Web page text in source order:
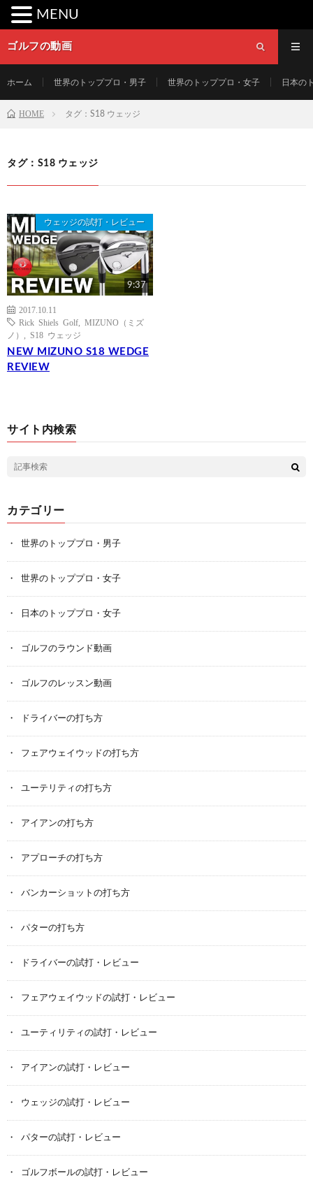
ゴルフの動画
ホーム 世界のトッププロ・男子 世界のトッププロ・女子 日本の
HOME タグ：S18 ウェッジ
タグ：S18 ウェッジ
ウェッジの試打・レビュー
9:37
2017.10.11
Rick Shiels Golf
MIZUNO（ミズ
ノ）
S18 ウェッジ
NEW MIZUNO S18 WEDGE
REVIEW
サイト内検索
カテゴリー
世界のトッププロ・男子
世界のトッププロ・女子
日本のトッププロ・女子
ゴルフのラウンド動画
ゴルフのレッスン動画
ドライバーの打ち方
フェアウェイウッドの打ち方
ユーテリティの打ち方
アイアンの打ち方
アプローチの打ち方
バンカーショットの打ち方
パターの打ち方
ドライバーの試打・レビュー
フェアウェイウッドの試打・レビュー
ユーティリティの試打・レビュー
アイアンの試打・レビュー
ウェッジの試打・レビュー
パターの試打・レビュー
ゴルフボールの試打・レビュー
MENU